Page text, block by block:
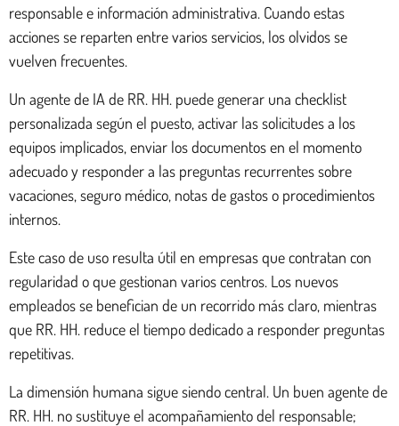
responsable e información administrativa. Cuando estas
acciones se reparten entre varios servicios, los olvidos se
vuelven frecuentes.
Un agente de IA de RR. HH. puede generar una checklist
personalizada según el puesto, activar las solicitudes a los
equipos implicados, enviar los documentos en el momento
adecuado y responder a las preguntas recurrentes sobre
vacaciones, seguro médico, notas de gastos o procedimientos
internos.
Este caso de uso resulta útil en empresas que contratan con
regularidad o que gestionan varios centros. Los nuevos
empleados se benefician de un recorrido más claro, mientras
que RR. HH. reduce el tiempo dedicado a responder preguntas
repetitivas.
La dimensión humana sigue siendo central. Un buen agente de
RR. HH. no sustituye el acompañamiento del responsable;